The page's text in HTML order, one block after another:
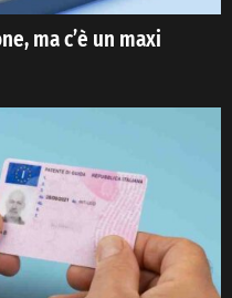
ma c’è un maxi